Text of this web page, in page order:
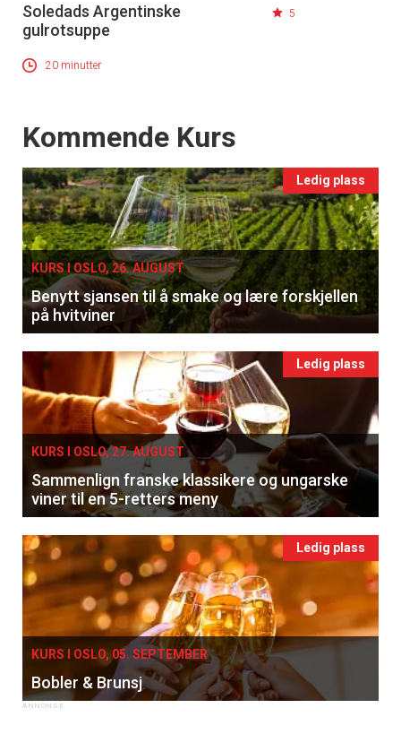
Soledads Argentinske
gulrotsuppe
5
20 minutter
Events
Kommende Kurs
Ledig plass
KURS I OSLO, 26. AUGUST
Benytt sjansen til å smake og lære forskjellen
på hvitviner
Ledig plass
KURS I OSLO, 27. AUGUST
Sammenlign franske klassikere og ungarske
viner til en 5-retters meny
Ledig plass
KURS I OSLO, 05. SEPTEMBER
Bobler & Brunsj